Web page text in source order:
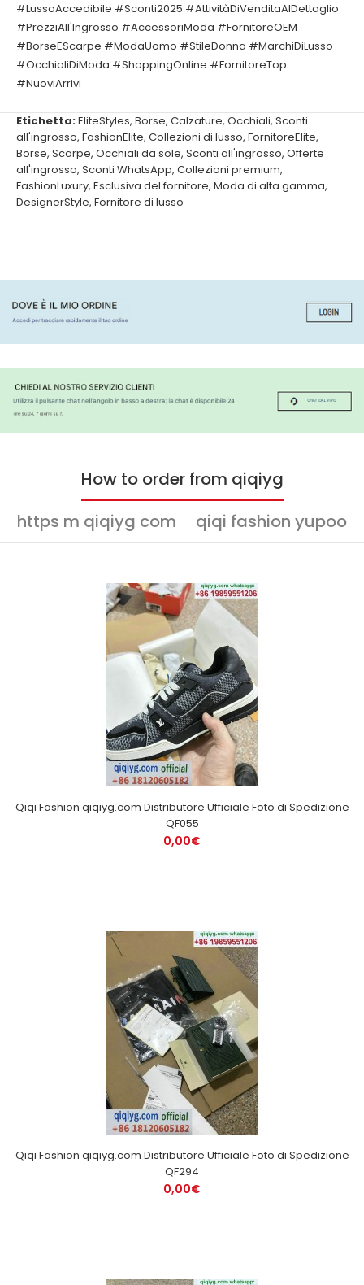
#LussoAccedibile #Sconti2025 #AttivitàDiVenditaAlDettaglio
#PrezziAll'Ingrosso #AccessoriModa #FornitoreOEM
#BorseEScarpe #ModaUomo #StileDonna #MarchiDiLusso
#OcchialiDiModa #ShoppingOnline #FornitoreTop
#NuoviArrivi
Etichetta:EliteStyles, Borse, Calzature, Occhiali, Sconti
all'ingrosso, FashionElite, Collezioni di lusso, FornitoreElite,
Borse, Scarpe, Occhiali da sole, Sconti all'ingrosso, Offerte
all'ingrosso, Sconti WhatsApp, Collezioni premium,
FashionLuxury, Esclusiva del fornitore, Moda di alta gamma,
DesignerStyle, Fornitore di lusso
How to order from qiqiyg
https m qiqiyg com
qiqi fashion yupoo
Qiqi Fashion qiqiyg.com Distributore Ufficiale Foto di Spedizione
QF055
0,00€
Qiqi Fashion qiqiyg.com Distributore Ufficiale Foto di Spedizione
QF294
0,00€